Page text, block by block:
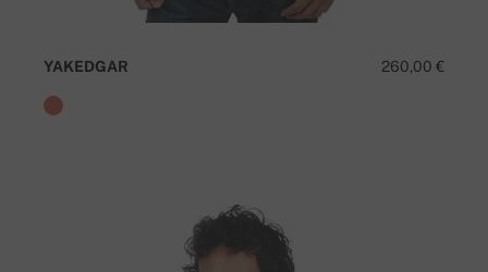
260,00 €
YAKEDGAR